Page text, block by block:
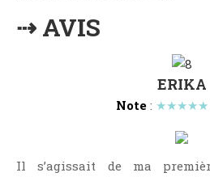
Horreur
Littérature Classique
⇢ AVIS
ERIKA
Note: ★★★★★
Il s’agissait de ma